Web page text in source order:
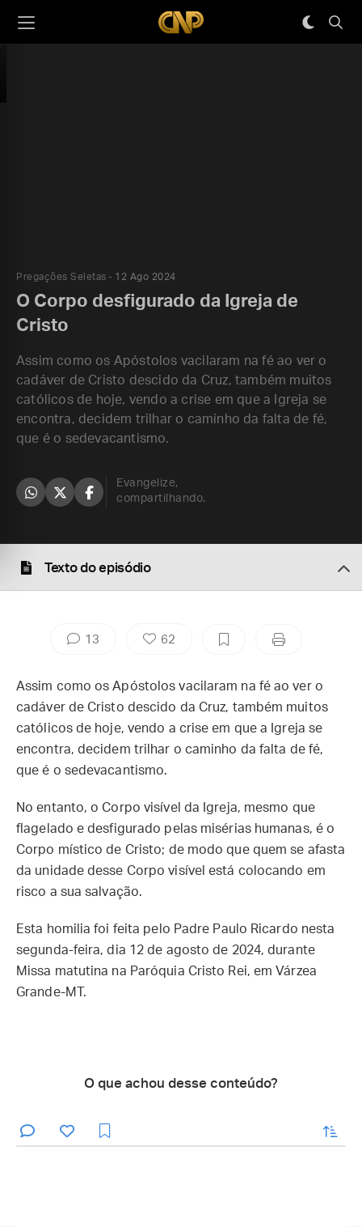
Pregações Seletas 12 Ago 2024
O Corpo desfigurado da Igreja de
Cristo
Assim como os Apóstolos vacilaram na fé ao ver o
cadáver de Cristo descido da Cruz, também muitos
católicos de hoje, vendo a crise em que a Igreja se
encontra, decidem trilhar o caminho da falta de fé,
que é o sedevacantismo.
Evangelize,
compartilhando.
Texto do episódio
13 62
Assim como os Apóstolos vacilaram na fé ao ver o
cadáver de Cristo descido da Cruz, também muitos
católicos de hoje, vendo a crise em que a Igreja se
encontra, decidem trilhar o caminho da falta de fé,
que é o sedevacantismo.
No entanto, o Corpo visível da Igreja, mesmo que
flagelado e desfigurado pelas misérias humanas, é o
Corpo místico de Cristo; de modo que quem se afasta
da unidade desse Corpo visível está colocando em
risco a sua salvação.
Esta homilia foi feita pelo Padre Paulo Ricardo nesta
segunda-feira, dia 12 de agosto de 2024, durante
Missa matutina na Paróquia Cristo Rei, em Várzea
Grande-MT.
O que achou desse conteúdo?
enviar